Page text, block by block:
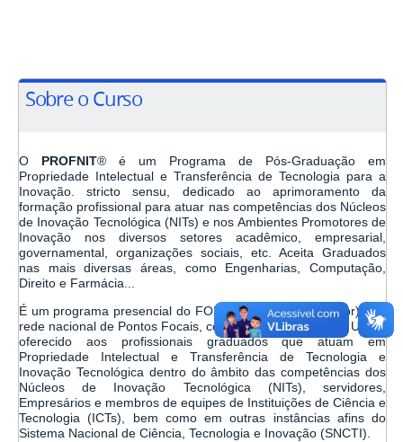
Sobre o Curso
O PROFNIT® é um Programa de Pós-Graduação em
Propriedade Intelectual e Transferência de Tecnologia para a
Inovação. stricto sensu, dedicado ao aprimoramento da
formação profissional para atuar nas competências dos Núcleos
de Inovação Tecnológica (NITs) e nos Ambientes Promotores de
Inovação nos diversos setores acadêmico, empresarial,
governamental, organizações sociais, etc. Aceita Graduados
nas mais diversas áreas, como Engenharias, Computação,
Direito e Farmácia...
É um programa presencial do FORTEC (www.fortec.org.br), em
rede nacional de Pontos Focais, com Sede Acadêmica na UFAL,
oferecido aos profissionais graduados que atuam em
Propriedade Intelectual e Transferência de Tecnologia e
Inovação Tecnológica dentro do âmbito das competências dos
Núcleos de Inovação Tecnológica (NITs), servidores,
Empresários e membros de equipes de Instituições de Ciência e
Tecnologia (ICTs), bem como em outras instâncias afins do
Sistema Nacional de Ciência, Tecnologia e Inovação (SNCTI).